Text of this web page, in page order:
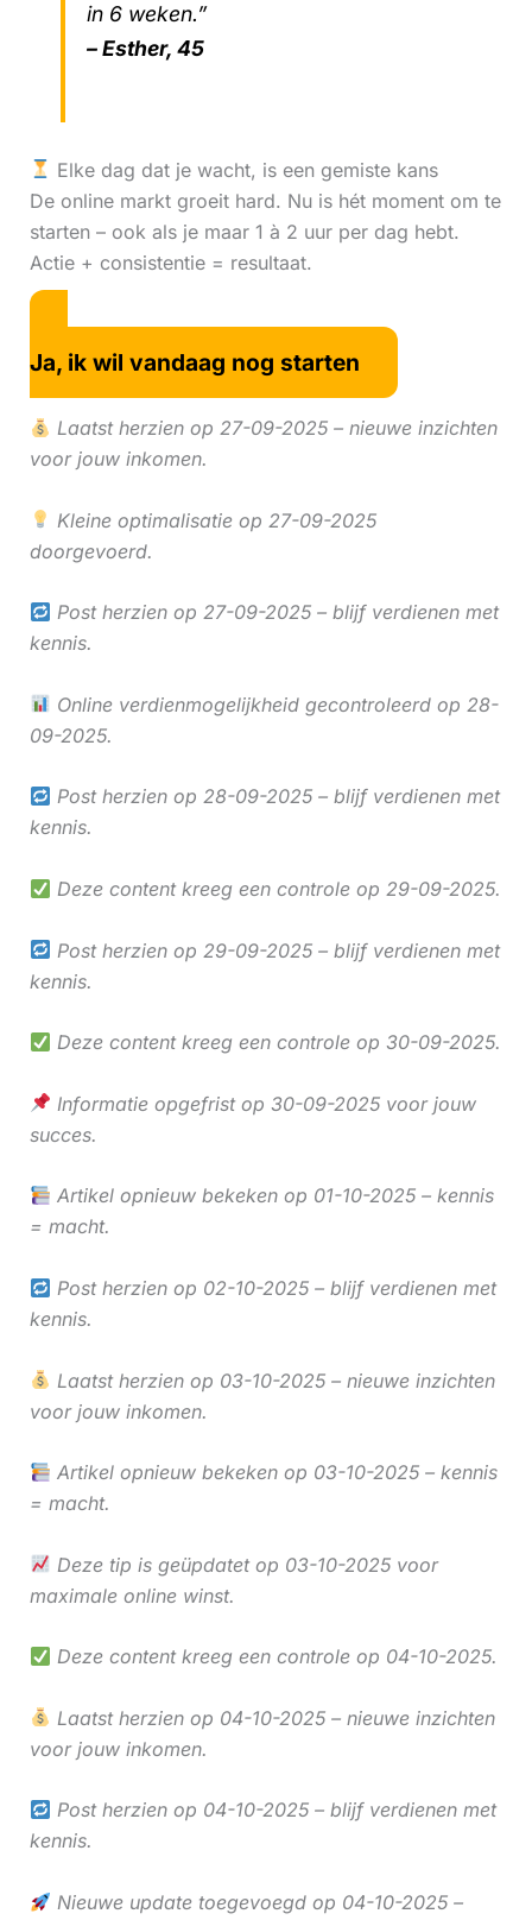
in 6 weken.”
– Esther, 45
Elke dag dat je wacht, is een gemiste kans
De online markt groeit hard. Nu is hét moment om te
starten – ook als je maar 1 à 2 uur per dag hebt.
Actie + consistentie = resultaat.
Ja, ik wil vandaag nog starten
Laatst herzien op 27-09-2025 – nieuwe inzichten
voor jouw inkomen.
Kleine optimalisatie op 27-09-2025
doorgevoerd.
Post herzien op 27-09-2025 – blijf verdienen met
kennis.
Online verdienmogelijkheid gecontroleerd op 28-
09-2025.
Post herzien op 28-09-2025 – blijf verdienen met
kennis.
Deze content kreeg een controle op 29-09-2025.
Post herzien op 29-09-2025 – blijf verdienen met
kennis.
Deze content kreeg een controle op 30-09-2025.
Informatie opgefrist op 30-09-2025 voor jouw
succes.
Artikel opnieuw bekeken op 01-10-2025 – kennis
= macht.
Post herzien op 02-10-2025 – blijf verdienen met
kennis.
Laatst herzien op 03-10-2025 – nieuwe inzichten
voor jouw inkomen.
Artikel opnieuw bekeken op 03-10-2025 – kennis
= macht.
Deze tip is geüpdatet op 03-10-2025 voor
maximale online winst.
Deze content kreeg een controle op 04-10-2025.
Laatst herzien op 04-10-2025 – nieuwe inzichten
voor jouw inkomen.
Post herzien op 04-10-2025 – blijf verdienen met
kennis.
Nieuwe update toegevoegd op 04-10-2025 –